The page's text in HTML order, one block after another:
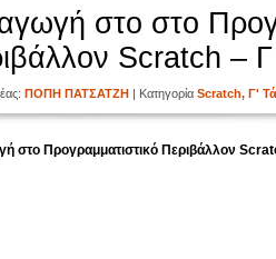
στο στο
Scratch – Γ
ΠΟΠΗ ΠΑΤΣΑΤΖΗ | Κατηγορία Scratch, Γ'
στο Προγραμματιστικό Περιβάλλον